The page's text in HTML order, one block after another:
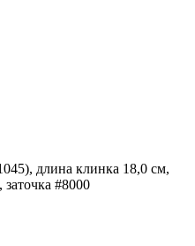
длина клинка 18,0 см,
заточка #8000